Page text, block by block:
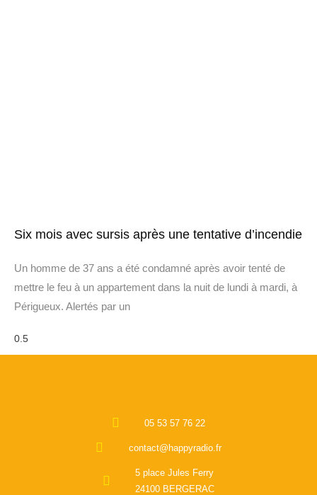
Six mois avec sursis après une tentative d’incendie
Un homme de 37 ans a été condamné après avoir tenté de
mettre le feu à un appartement dans la nuit de lundi à mardi, à
Périgueux. Alertés par un
05 53 57 76 22
contact@happyradio.fr
5 place Jules Ferry
24100 BERGERAC